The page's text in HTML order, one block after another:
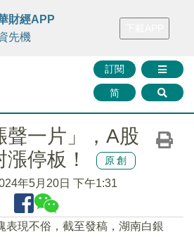
FINMETA 財華證券 媒體矩陣
訂閱
简
財經APP
先機
聲一片」，A股
停板！
原創
年5月20日 下午1:31
表現不俗，截至發稿，湖南白銀